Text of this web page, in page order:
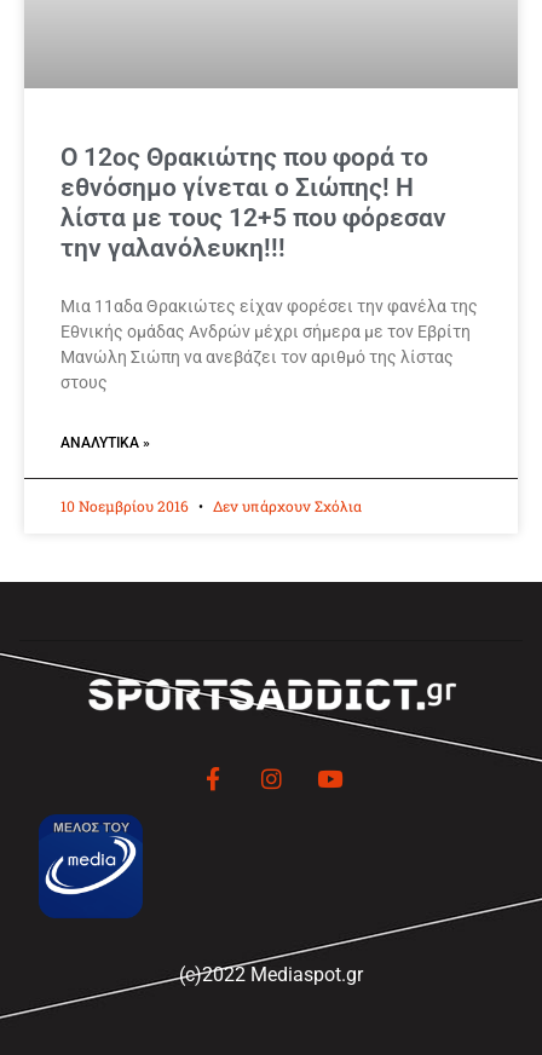
Ο 12ος Θρακιώτης που φορά το
εθνόσημο γίνεται ο Σιώπης! Η
λίστα με τους 12+5 που φόρεσαν
την γαλανόλευκη!!!
Μια 11αδα Θρακιώτες είχαν φορέσει την φανέλα της
Εθνικής ομάδας Ανδρών μέχρι σήμερα με τον Εβρίτη
Μανώλη Σιώπη να ανεβάζει τον αριθμό της λίστας
στους
ΑΝΑΛΥΤΙΚΆ »
10 Νοεμβρίου 2016 Δεν υπάρχουν Σχόλια
(c)2022 Mediaspot.gr